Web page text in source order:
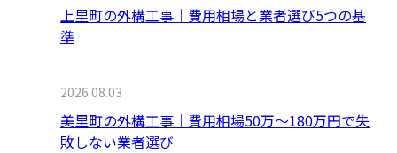
上里町の外構工事｜費用相場と業者選び5つの基
準
2026.08.03
美里町の外構工事｜費用相場50万〜180万円で失
敗しない業者選び